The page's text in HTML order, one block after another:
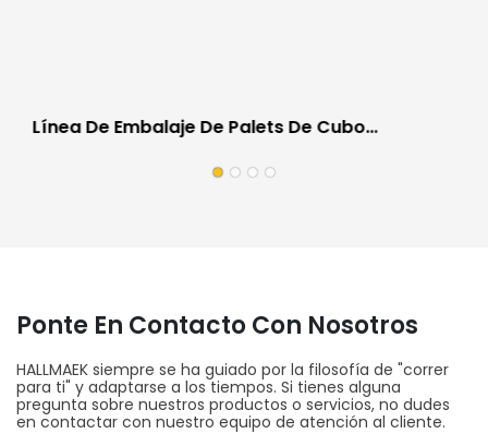
Línea De Embalaje De Palets De Cubo
Automotriz A Prueba De Rayones
Ponte En Contacto Con Nosotros
HALLMAEK siempre se ha guiado por la filosofía de "correr
para ti" y adaptarse a los tiempos. Si tienes alguna
pregunta sobre nuestros productos o servicios, no dudes
en contactar con nuestro equipo de atención al cliente.